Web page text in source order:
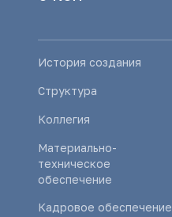
История создания
Структура
Коллегия
Материально-
техническое
обеспечение
Кадровое обеспечение